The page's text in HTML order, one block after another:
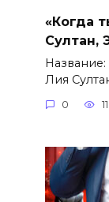
«Когда
Султан,
Лия
0 11